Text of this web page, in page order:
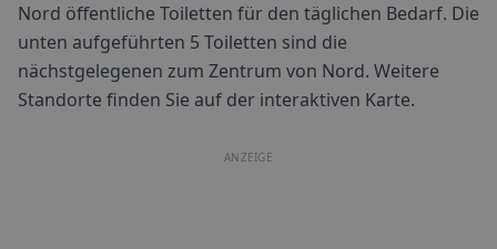
Nord öffentliche Toiletten für den täglichen Bedarf. Die
unten aufgeführten 5 Toiletten sind die
nächstgelegenen zum Zentrum von Nord. Weitere
Standorte finden Sie auf der interaktiven Karte.
ANZEIGE